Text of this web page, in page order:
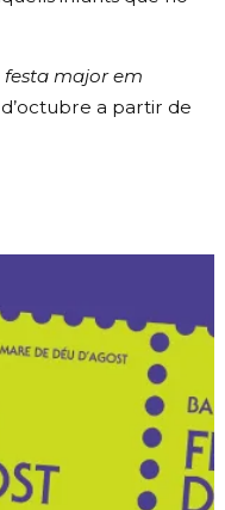
festa major em
a partir de